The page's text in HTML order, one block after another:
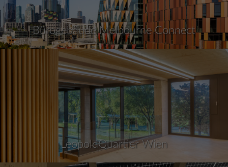
Bürogebäude Melbourne Connect
LeopoldQuartier Wien